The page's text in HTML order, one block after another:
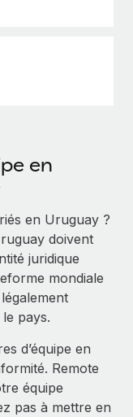
en
en Uruguay ?
doivent
juridique
mondiale
pays.
d’équipe en
Remote
équipe
pas à mettre en